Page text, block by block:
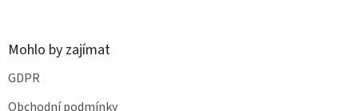
Mohlo by zajímat
GDPR
Obchodní podmínky